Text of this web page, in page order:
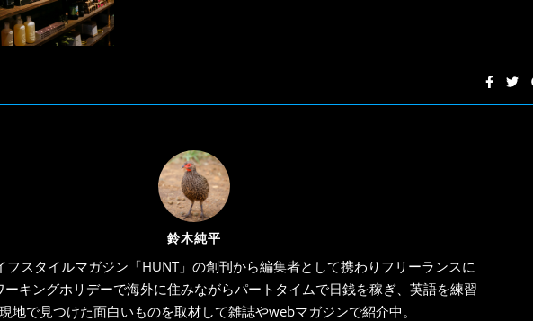
鈴木純平
フスタイルマガジン「HUNT」の創刊から編集者として携わりフリーランスに
ーキングホリデーで海外に住みながらパートタイムで日銭を稼ぎ、英語を練習
地で見つけた面白いものを取材して雑誌やwebマガジンで紹介中。